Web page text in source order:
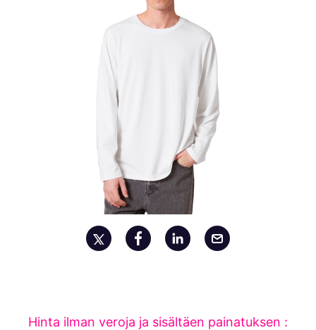
Hinta ilman veroja ja sisältäen painatuksen :